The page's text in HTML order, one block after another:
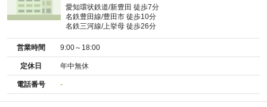
愛知環状鉄道/新豊田 徒歩7分
名鉄豊田線/豊田市 徒歩10分
名鉄三河線/上挙母 徒歩26分
営業時間 9:00～18:00
定休日 年中無休
電話番号 -